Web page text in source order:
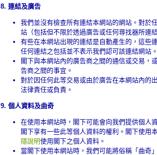
8. 連結及廣告
我們並沒有檢查所有連結本網站的網站。對於
站（包括但不限於透過廣告或任何尋找器所連
有些在本網站出現的連結是自動產生的，這些
任何連結之包括並不表示我們認可該連結網站
閣下與本網站內的廣告商之間的通信或交易，
告商之間的事宜。
對於因任何此等交易或由於廣告在本網站內的
法律責任或負責。
9. 個人資料及曲奇
在使用本網站時，閣下可能會向我們提供個人
閣下享有一些此等個人資料的權利。閣下使用
隱說明使用閣下之個人資料。
當閣下使用本網站時，我們可能將俗稱「曲奇